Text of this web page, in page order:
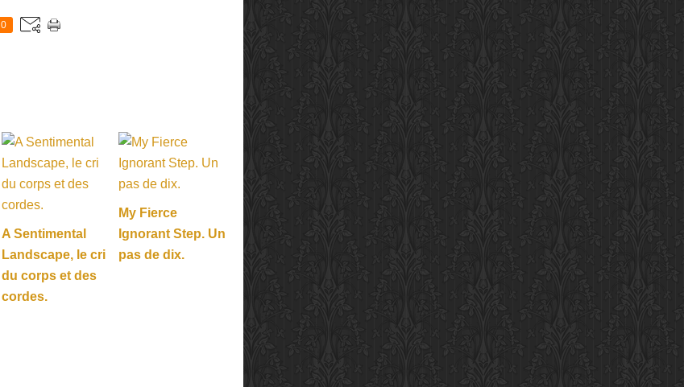
0
A Sentimental
Landscape, le cri
du corps et des
cordes.
My Fierce
Ignorant Step. Un
pas de dix.